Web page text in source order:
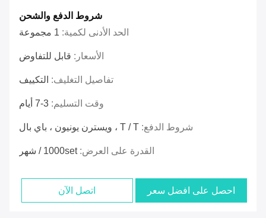
شروط الدفع والشحن
الحد الأدنى لكمية: 1 مجموعة
الأسعار: قابل للتفاوض
تفاصيل التغليف: التكييف
وقت التسليم: 3-7 أيام
شروط الدفع: T / T ، ويسترن يونيون ، باي بال
القدرة على العرض:1000set / شهر
احصل على افضل سعر اتصل الآن